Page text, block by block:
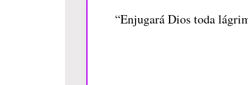
“Enjugará Dios toda